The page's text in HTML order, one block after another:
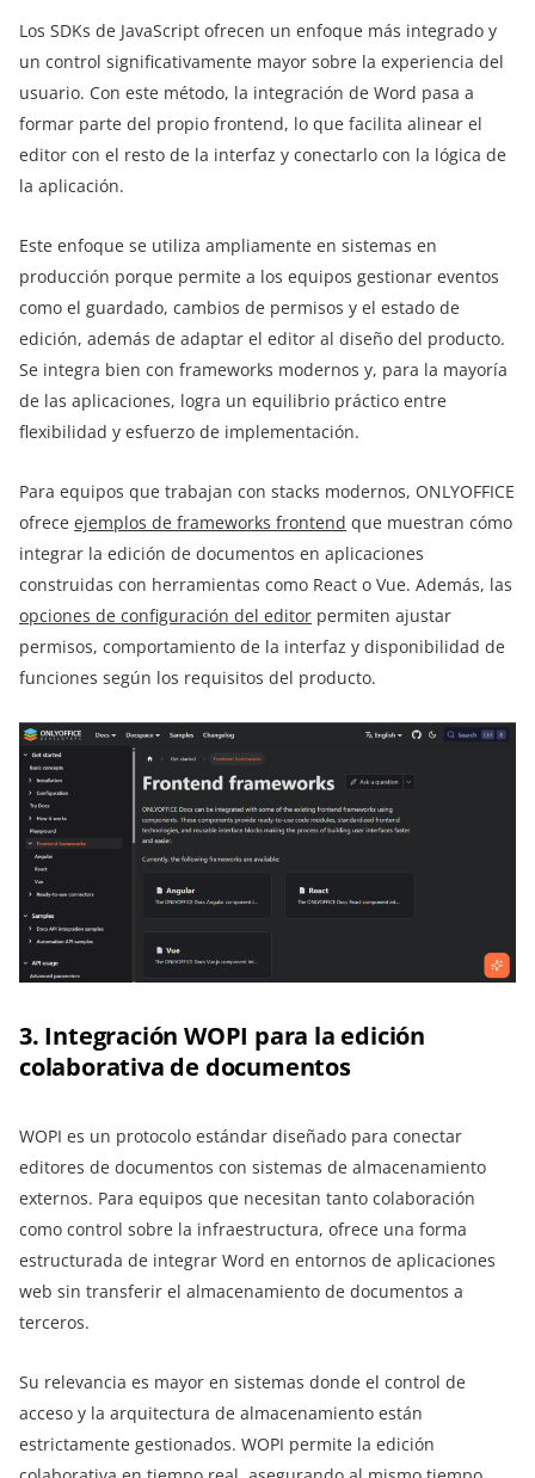
Los SDKs de JavaScript ofrecen un enfoque más integrado y
un control significativamente mayor sobre la experiencia del
usuario. Con este método, la integración de Word pasa a
formar parte del propio frontend, lo que facilita alinear el
editor con el resto de la interfaz y conectarlo con la lógica de
la aplicación.
Este enfoque se utiliza ampliamente en sistemas en
producción porque permite a los equipos gestionar eventos
como el guardado, cambios de permisos y el estado de
edición, además de adaptar el editor al diseño del producto.
Se integra bien con frameworks modernos y, para la mayoría
de las aplicaciones, logra un equilibrio práctico entre
flexibilidad y esfuerzo de implementación.
Para equipos que trabajan con stacks modernos, ONLYOFFICE
ofrece ejemplos de frameworks frontend que muestran cómo
integrar la edición de documentos en aplicaciones
construidas con herramientas como React o Vue. Además, las
opciones de configuración del editor permiten ajustar
permisos, comportamiento de la interfaz y disponibilidad de
funciones según los requisitos del producto.
3. Integración WOPI para la edición
colaborativa de documentos
WOPI es un protocolo estándar diseñado para conectar
editores de documentos con sistemas de almacenamiento
externos. Para equipos que necesitan tanto colaboración
como control sobre la infraestructura, ofrece una forma
estructurada de integrar Word en entornos de aplicaciones
web sin transferir el almacenamiento de documentos a
terceros.
Su relevancia es mayor en sistemas donde el control de
acceso y la arquitectura de almacenamiento están
estrictamente gestionados. WOPI permite la edición